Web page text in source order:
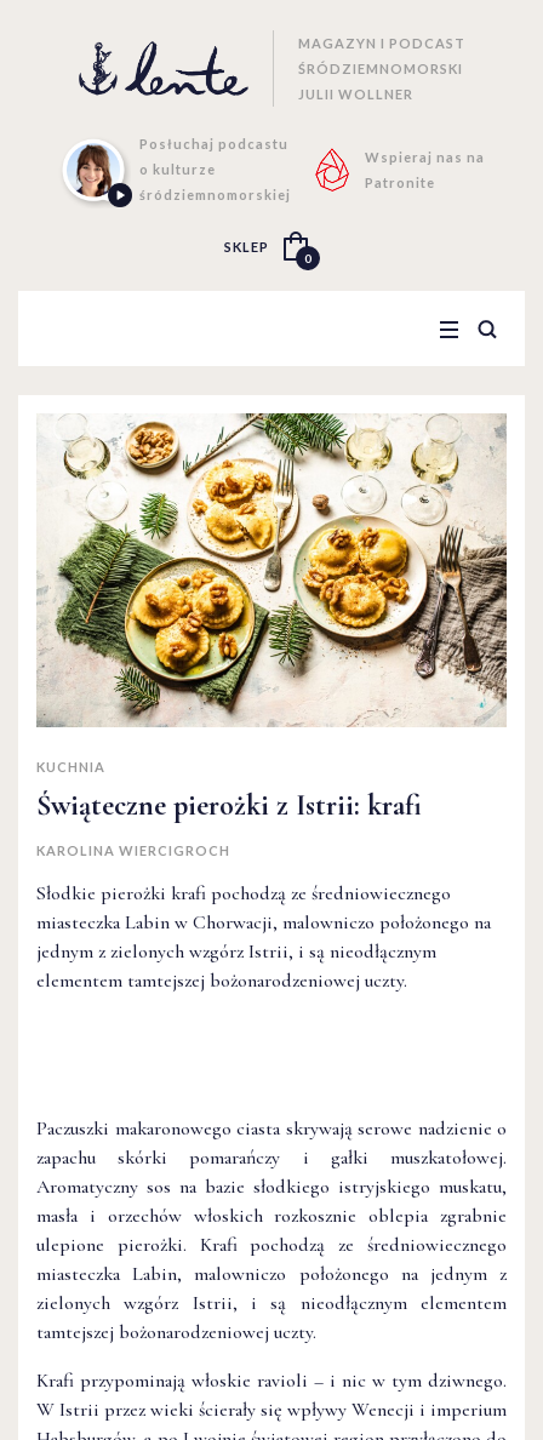
MAGAZYN I PODCAST
ŚRÓDZIEMNOMORSKI
JULII WOLLNER
Posłuchaj podcastu
o kulturze
śródziemnomorskiej
Wspieraj nas na
Patronite
SKLEP
0
KUCHNIA
Świąteczne pierożki z Istrii: krafi
KAROLINA WIERCIGROCH
Słodkie pierożki krafi pochodzą ze średniowiecznego
miasteczka Labin w Chorwacji, malowniczo położonego na
jednym z zielonych wzgórz Istrii, i są nieodłącznym
elementem tamtejszej bożonarodzeniowej uczty.
Paczuszki makaronowego ciasta skrywają serowe nadzienie o
zapachu skórki pomarańczy i gałki muszkatołowej.
Aromatyczny sos na bazie słodkiego istryjskiego muskatu,
masła i orzechów włoskich rozkosznie oblepia zgrabnie
ulepione pierożki. Krafi pochodzą ze średniowiecznego
miasteczka Labin, malowniczo położonego na jednym z
zielonych wzgórz Istrii, i są nieodłącznym elementem
tamtejszej bożonarodzeniowej uczty.
Krafi przypominają włoskie ravioli – i nic w tym dziwnego.
W Istrii przez wieki ścierały się wpływy Wenecji i imperium